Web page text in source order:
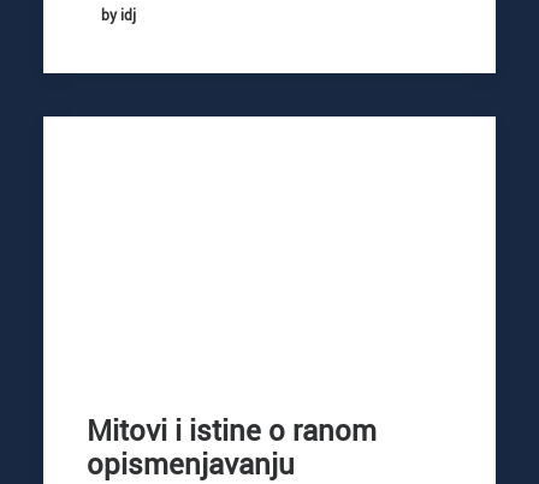
by idj
Mitovi i istine o ranom
opismenjavanju